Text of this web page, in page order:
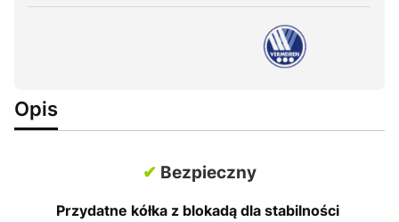
Opis
✔ Bezpieczny
Przydatne kółka z blokadą dla stabilności